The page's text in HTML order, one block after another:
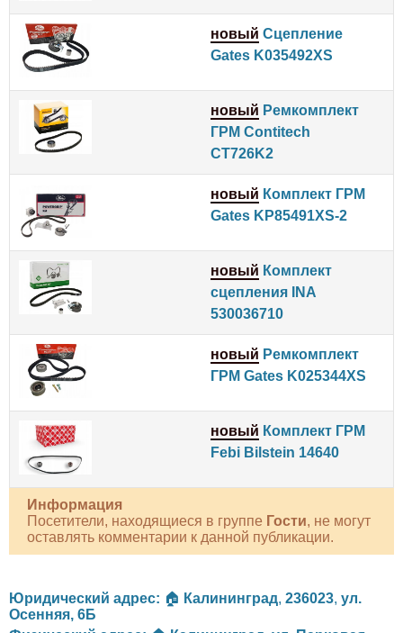
новый Сцепление
Gates K035492XS
новый Ремкомплект
ГРМ Contitech
CT726K2
новый Комплект ГРМ
Gates KP85491XS-2
новый Комплект
сцепления INA
530036710
новый Ремкомплект
ГРМ Gates K025344XS
новый Комплект ГРМ
Febi Bilstein 14640
Информация
Посетители, находящиеся в группе Гости, не могут
оставлять комментарии к данной публикации.
Юридический адрес: 🏠 Калининград, 236023, ул.
Осенняя, 6Б